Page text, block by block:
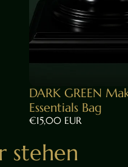
DARK GREEN
Essentials Bag
€15,00 EUR
stehen